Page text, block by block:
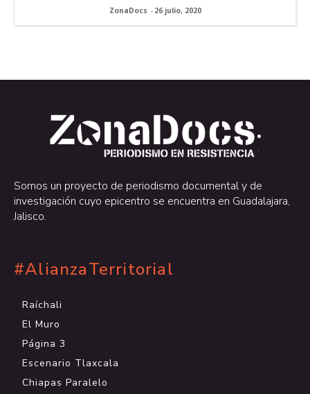
ZonaDocs - 26 julio, 2020
.
.
Somos un proyecto de periodismo documental y de
investigación cuyo epicentro se encuentra en Guadalajara,
Jalisco.
#AlianzaTerritorial
Raíchali
El Muro
Página 3
Escenario Tlaxcala
Chiapas Paralelo